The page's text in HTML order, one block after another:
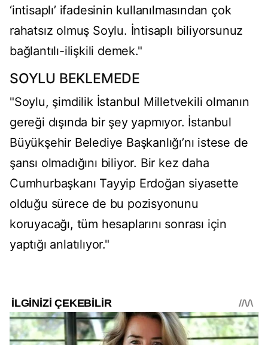
‘intisaplı’ ifadesinin kullanılmasından çok
rahatsız olmuş Soylu. İntisaplı biliyorsunuz
bağlantılı-ilişkili demek."
SOYLU BEKLEMEDE
"Soylu, şimdilik İstanbul Milletvekili olmanın
gereği dışında bir şey yapmıyor. İstanbul
Büyükşehir Belediye Başkanlığı’nı istese de
şansı olmadığını biliyor. Bir kez daha
Cumhurbaşkanı Tayyip Erdoğan siyasette
olduğu sürece de bu pozisyonunu
koruyacağı, tüm hesaplarını sonrası için
yaptığı anlatılıyor."